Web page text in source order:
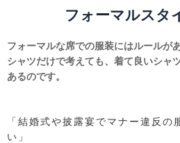
フォーマルスタ
フォーマルな席での服装にはルールが
シャツだけで考えても、着て良いシャ
あるのです。
「結婚式や披露宴でマナー違反の
い」